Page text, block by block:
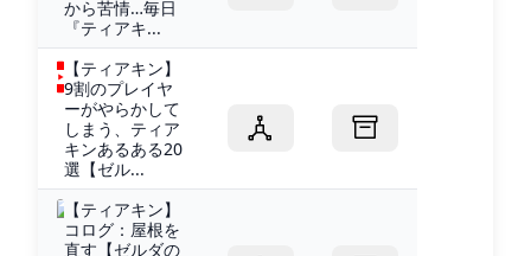
から苦情…毎日
『ティアキ...
【ティアキン】
9割のプレイヤ
ーがやらかして
しまう、ティア
キンあるある20
選【ゼル...
【ティアキン】
コログ：屋根を
直す【ゼルダの